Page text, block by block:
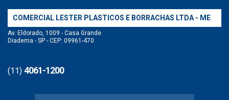
COMERCIAL LESTER PLASTICOS E BORRACHAS LTDA - ME
Av. Eldorado, 1009 - Casa Grande
Diadema - SP - CEP: 09961-470
(11) 4061-1200